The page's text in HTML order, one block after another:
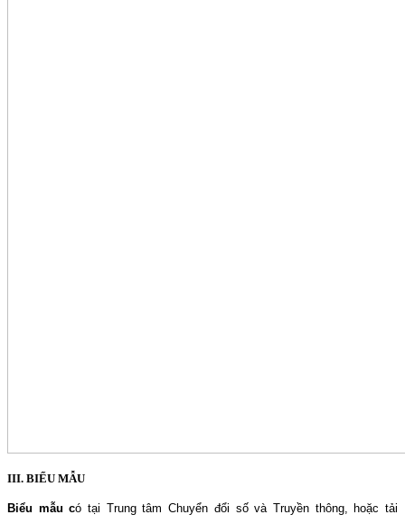
III. BIỂU MẪU
Biểu mẫu có tại Trung tâm Chuyển đổi số và Truyền thông, hoặc tải